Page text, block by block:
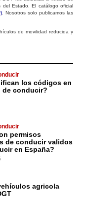
del Estado. El catálogo oficial
. Nosotros solo publicamos las
de movilidad reducida y
los códigos en
de conducir?
permisos
de conducir validos
en España?
agricola